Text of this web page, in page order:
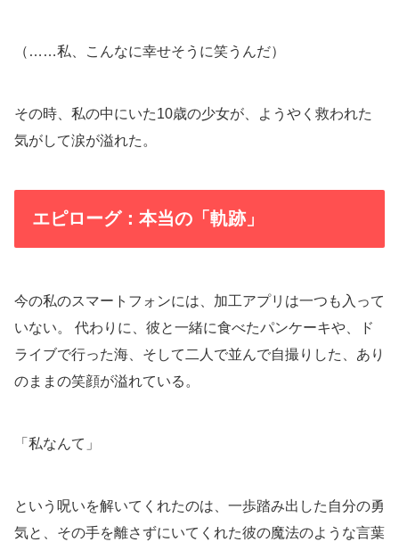
（……私、こんなに幸せそうに笑うんだ）
その時、私の中にいた10歳の少女が、ようやく救われた
気がして涙が溢れた。
エピローグ：本当の「軌跡」
今の私のスマートフォンには、加工アプリは一つも入って
いない。 代わりに、彼と一緒に食べたパンケーキや、ド
ライブで行った海、そして二人で並んで自撮りした、あり
のままの笑顔が溢れている。
「私なんて」
という呪いを解いてくれたのは、一歩踏み出した自分の勇
気と、その手を離さずにいてくれた彼の魔法のような言葉